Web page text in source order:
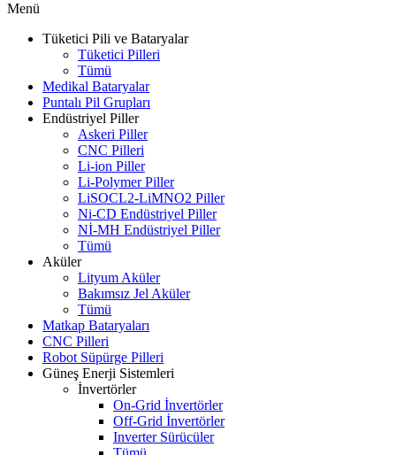
Menü
Tüketici Pili ve Bataryalar
Tüketici Pilleri
Tümü
Medikal Bataryalar
Puntalı Pil Grupları
Endüstriyel Piller
Askeri Piller
CNC Pilleri
Li-ion Piller
Li-Polymer Piller
LiSOCL2-LiMNO2 Piller
Ni-CD Endüstriyel Piller
Nİ-MH Endüstriyel Piller
Tümü
Aküler
Lityum Aküler
Bakımsız Jel Aküler
Tümü
Matkap Bataryaları
CNC Pilleri
Robot Süpürge Pilleri
Güneş Enerji Sistemleri
İnvertörler
On-Grid İnvertörler
Off-Grid İnvertörler
Inverter Sürücüler